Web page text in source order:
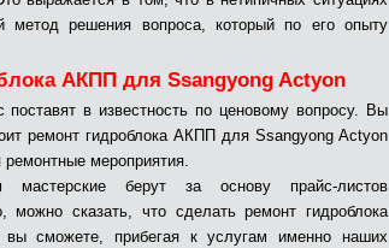
метод решения вопроса, который по его опыту
АКПП для Ssangyong Actyon
в известность по ценовому вопросу. Вы
ремонт гидроблока АКПП для Ssangyong Actyon
ремонтные мероприятия.
берут за основу прайс-листов
сказать, что сделать ремонт гидроблока
сможете, прибегая к услугам именно наших